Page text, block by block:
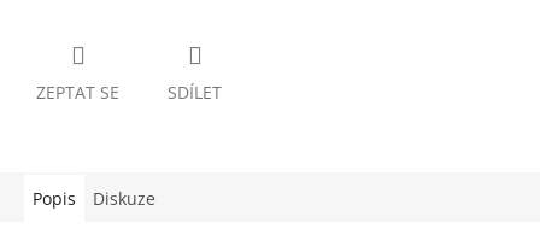
ZEPTAT SE SDÍLET
Popis Diskuze